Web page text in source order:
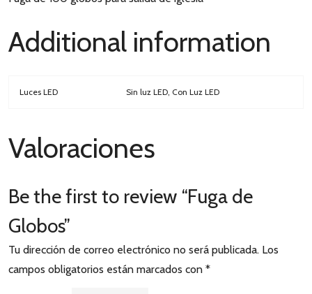
Additional information
Luces LED Sin luz LED, Con Luz LED
Valoraciones
Be the first to review “Fuga de
Globos”
Tu dirección de correo electrónico no será publicada. Los
campos obligatorios están marcados con *